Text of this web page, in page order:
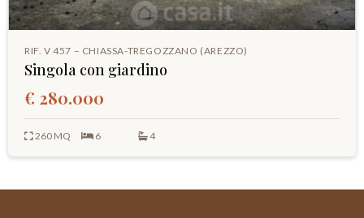
RIF. V 457 – CHIASSA-TREGOZZANO (AREZZO)
Singola con giardino
€ 280.000
260 MQ 6 4